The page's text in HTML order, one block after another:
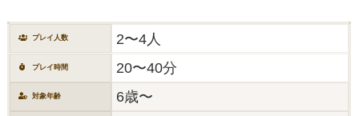
プレイ人数 2〜4人
プレイ時間 20〜40分
対象年齢 6歳〜